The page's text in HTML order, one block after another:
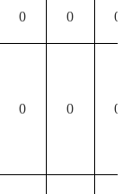
0 0 0
0 0 0